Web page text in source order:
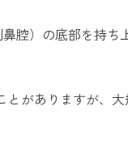
腔）の底部を持ち
がありますが、